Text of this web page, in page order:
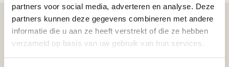
partners voor social media, adverteren en analyse. Deze
partners kunnen deze gegevens combineren met andere
informatie die u aan ze heeft verstrekt of die ze hebben
verzameld op basis van uw gebruik van hun services.
WIJ STAAN VOOR JE KLAAR!
033-4483000